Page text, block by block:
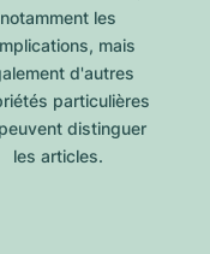
notamment les
mais
d'autres
particulières
distinguer
les articles.